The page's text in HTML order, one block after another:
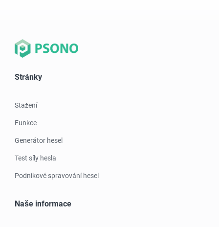
Stránky
Stažení
Funkce
Generátor hesel
Test síly hesla
Podnikové spravování hesel
Naše informace